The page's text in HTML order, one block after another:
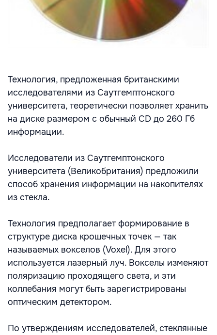
Технология, предложенная британскими
исследователями из Саутгемптонского
университета, теоретически позволяет хранить
на диске размером с обычный CD до 260 Гб
информации.
Исследователи из Саутгемптонского
университета (Великобритания) предложили
способ хранения информации на накопителях
из стекла.
Технология предполагает формирование в
структуре диска крошечных точек — так
называемых вокселов (Voxel). Для этого
используется лазерный луч. Вокселы изменяют
поляризацию проходящего света, и эти
коллебания могут быть зарегистрированы
оптическим детектором.
По утверждениям исследователей, стеклянные